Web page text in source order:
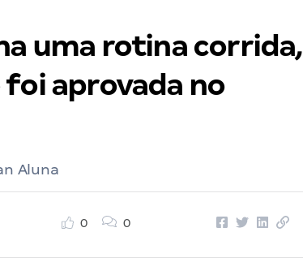
uma rotina corrida,
aprovada no
Aluna
0 0